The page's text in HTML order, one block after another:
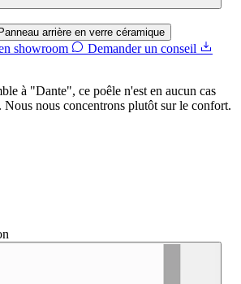
Panneau arrière en verre céramique
showroom
Demander un conseil
à "Dante", ce poêle n'est en aucun cas
Nous nous concentrons plutôt sur le confort.